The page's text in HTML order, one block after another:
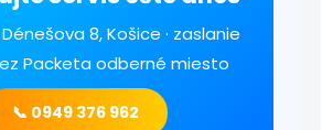
8, Košice · zaslanie
Packeta odberné miesto
📞 0949 376 962